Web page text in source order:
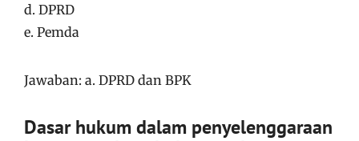
d. DPRD
e. Pemda
Jawaban: a. DPRD dan BPK
Dasar hukum dalam penyelenggaraan